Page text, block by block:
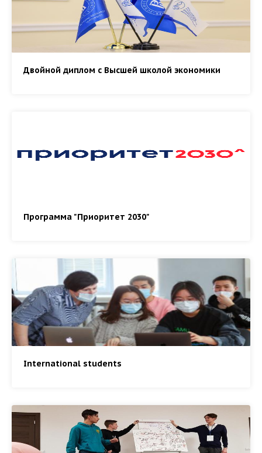
Двойной диплом с Высшей школой экономики
Программа "Приоритет 2030"
International students